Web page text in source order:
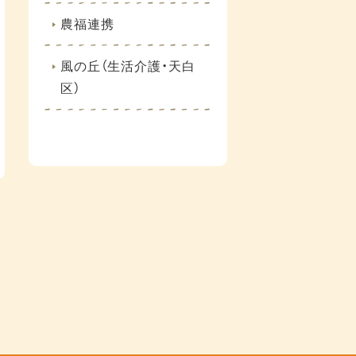
農福連携
風の丘（生活介護・天白
区）